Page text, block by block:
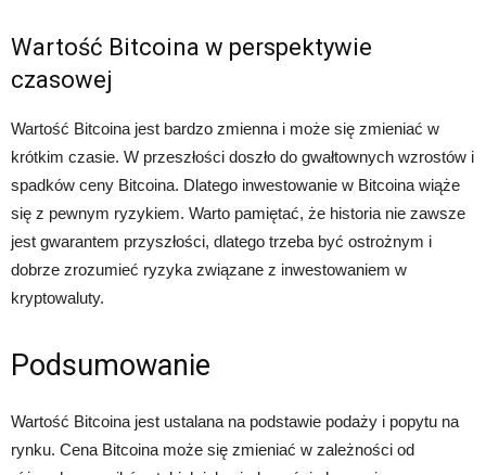
Wartość Bitcoina w perspektywie
czasowej
Wartość Bitcoina jest bardzo zmienna i może się zmieniać w
krótkim czasie. W przeszłości doszło do gwałtownych wzrostów i
spadków ceny Bitcoina. Dlatego inwestowanie w Bitcoina wiąże
się z pewnym ryzykiem. Warto pamiętać, że historia nie zawsze
jest gwarantem przyszłości, dlatego trzeba być ostrożnym i
dobrze zrozumieć ryzyka związane z inwestowaniem w
kryptowaluty.
Podsumowanie
Wartość Bitcoina jest ustalana na podstawie podaży i popytu na
rynku. Cena Bitcoina może się zmieniać w zależności od